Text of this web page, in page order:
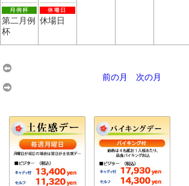
第二月例
杯
休場日
前の月 次の月